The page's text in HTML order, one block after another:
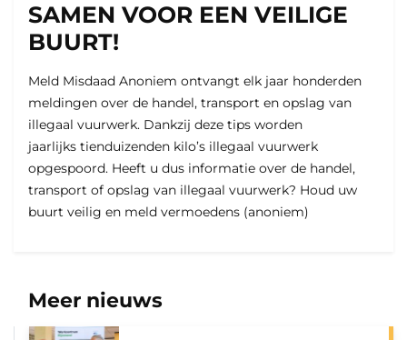
SAMEN VOOR EEN VEILIGE
BUURT!
Meld Misdaad Anoniem ontvangt elk jaar honderden
meldingen over de handel, transport en opslag van
illegaal vuurwerk. Dankzij deze tips worden
jaarlijks tienduizenden kilo’s illegaal vuurwerk
opgespoord. Heeft u dus informatie over de handel,
transport of opslag van illegaal vuurwerk? Houd uw
buurt veilig en meld vermoedens (anoniem)
Meer nieuws